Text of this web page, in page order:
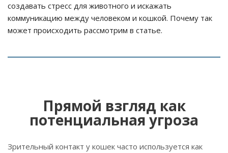
создавать стресс для животного и искажать
коммуникацию между человеком и кошкой. Почему так
может происходить рассмотрим в статье.
Прямой взгляд как
потенциальная угроза
Зрительный контакт у кошек часто используется как